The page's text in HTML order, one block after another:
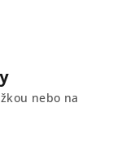
nebo na